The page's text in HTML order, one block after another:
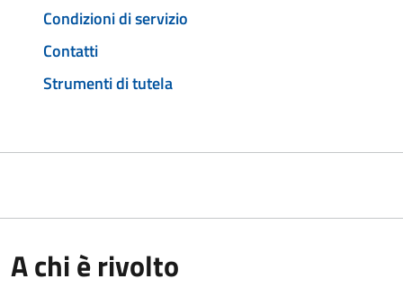
Condizioni di servizio
Contatti
Strumenti di tutela
A chi è rivolto